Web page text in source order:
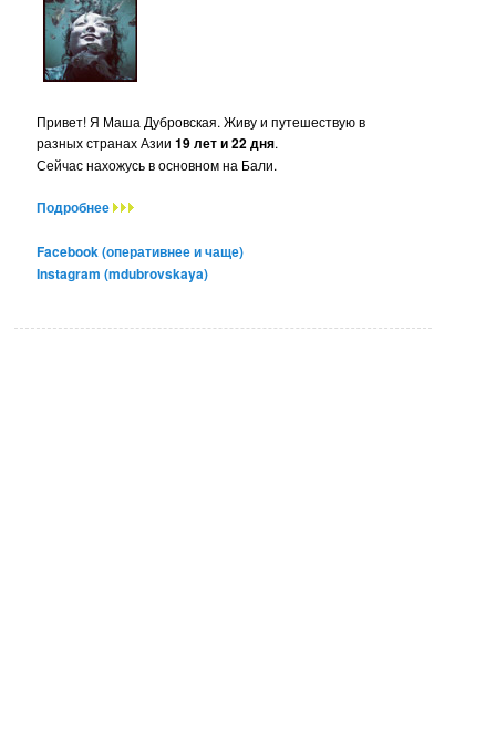
Привет! Я Маша Дубровская. Живу и путешествую в
разных странах Азии19 лет и 22 дня.
Сейчас нахожусь в основном на Бали.
Подробнее
Facebook (оперативнее и чаще)
Instagram (mdubrovskaya)